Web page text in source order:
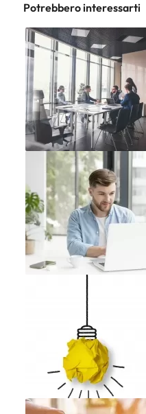
Potrebbero interessarti